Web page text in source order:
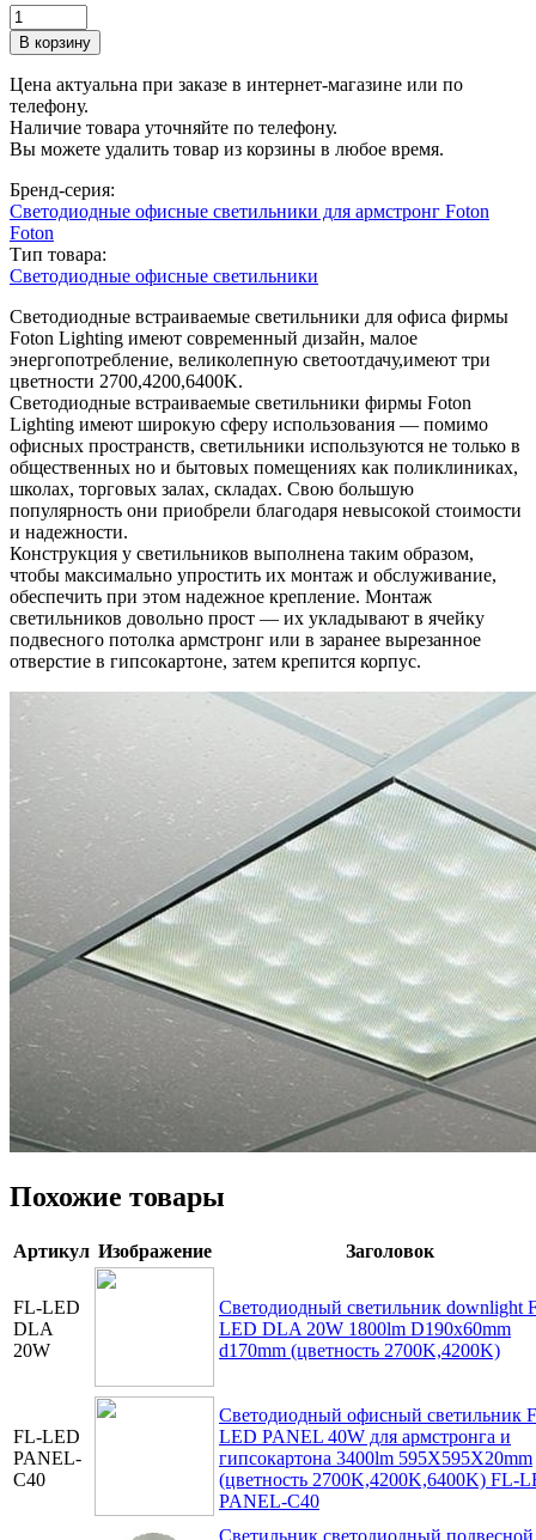
Цена актуальна при заказе в интернет-магазине или по
телефону.
Наличие товара уточняйте по телефону.
Вы можете удалить товар из корзины в любое время.
Бренд-серия:
Светодиодные офисные светильники для армстронг Foton
Foton
Тип товара:
Светодиодные офисные светильники
Светодиодные встраиваемые светильники для офиса фирмы
Foton Lighting имеют современный дизайн, малое
энергопотребление, великолепную светоотдачу,имеют три
цветности 2700,4200,6400K.
Светодиодные встраиваемые светильники фирмы Foton
Lighting имеют широкую сферу использования — помимо
офисных пространств, светильники используются не только в
общественных но и бытовых помещениях как поликлиниках,
школах, торговых залах, складах. Свою большую
популярность они приобрели благодаря невысокой стоимости
и надежности.
Конструкция у светильников выполнена таким образом,
чтобы максимально упростить их монтаж и обслуживание,
обеспечить при этом надежное крепление. Монтаж
светильников довольно прост — их укладывают в ячейку
подвесного потолка армстронг или в заранее вырезанное
отверстие в гипсокартоне, затем крепится корпус.
Похожие товары
Артикул Изображение Заголовок
FL-LED
DLA
20W
Светодиодный светильник downlight
LED DLA 20W 1800lm D190x60mm
d170mm (цветность 2700K,4200K)
FL-LED
PANEL-
C40
Светодиодный офисный светильник
LED PANEL 40W для армстронга и
гипсокартона 3400lm 595X595X20mm
(цветность 2700K,4200K,6400K) FL-
PANEL-C40
Светильник светодиодный подвесной